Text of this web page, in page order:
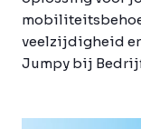
veelzijdigheid
Jumpy bij